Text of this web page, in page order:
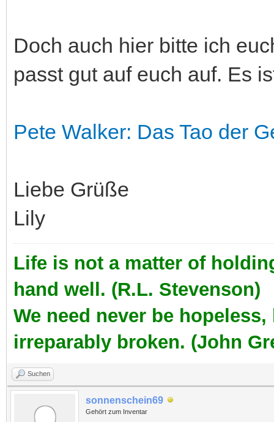
Doch auch hier bitte ich
passt gut auf euch auf. Es
Pete Walker: Das Tao der
Liebe Grüße
Lily
Life is not a matter of
hand well. (R.L. Stevenson)
We need never be
irreparably broken. (John
Suchen
sonnenschein69
Gehört zum Inventar